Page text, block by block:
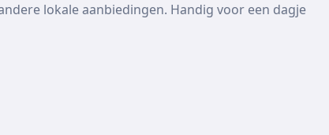
lokale aanbiedingen. Handig voor een dagje